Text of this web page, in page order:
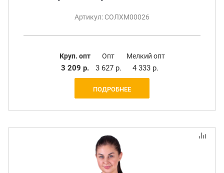
Артикул: СОЛХМ00026
Круп. опт
3 209 р.
Опт
3 627 р.
Мелкий опт
4 333 р.
ПОДРОБНЕЕ